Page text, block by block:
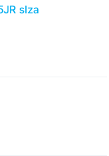
slza